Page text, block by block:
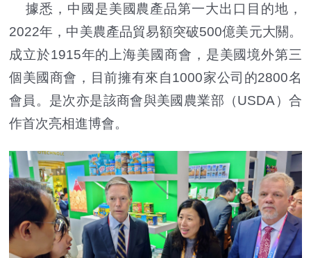
據悉，中國是美國農產品第一大出口目的地，
2022年，中美農產品貿易額突破500億美元大關。
成立於1915年的上海美國商會，是美國境外第三
個美國商會，目前擁有來自1000家公司的2800名
會員。是次亦是該商會與美國農業部（USDA）合
作首次亮相進博會。